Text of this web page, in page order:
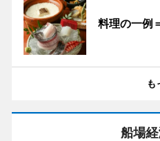
料理の一例
も
船場